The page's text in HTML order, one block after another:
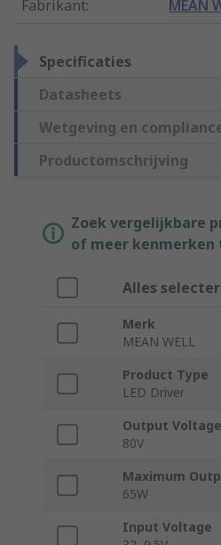
Fabrikant: MEAN
Specificaties
Datasheets
Wetgeving en
Productomschrijving
Zoek vergelijkbare
of meer kenmerken
Alles
Merk
MEAN WELL
Product Type
LED Driver
Output Voltage
80V
Maximum
65W
Input Voltage